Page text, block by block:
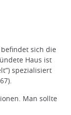
befindet sich die
Haus ist
spezialisiert
Man sollte